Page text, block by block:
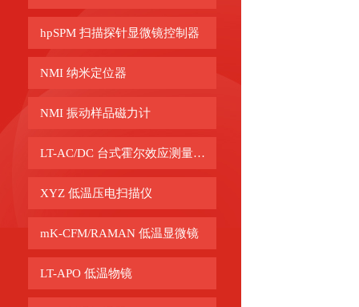
hpSPM 扫描探针显微镜控制器
NMI 纳米定位器
NMI 振动样品磁力计
LT-AC/DC 台式霍尔效应测量系统
XYZ 低温压电扫描仪
mK-CFM/RAMAN 低温显微镜
LT-APO 低温物镜